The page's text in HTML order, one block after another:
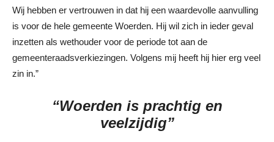
Wij hebben er vertrouwen in dat hij een waardevolle aanvulling
is voor de hele gemeente Woerden. Hij wil zich in ieder geval
inzetten als wethouder voor de periode tot aan de
gemeenteraadsverkiezingen. Volgens mij heeft hij hier erg veel
zin in.”
“Woerden is prachtig en
veelzijdig”